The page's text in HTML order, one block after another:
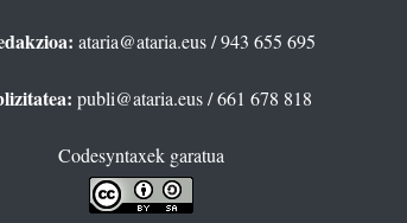
ataria@ataria.eus/ 943 655 695
publi@ataria.eus/ 661 678 818
Codesyntaxek garatua